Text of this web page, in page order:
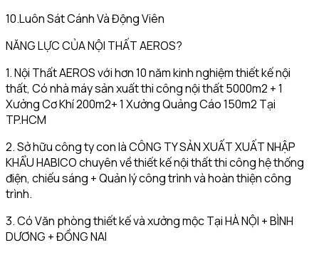
10.Luôn Sát Cánh Và Động Viên
NĂNG LỰC CỦA NỘI THẤT AEROS?
1. Nội Thất AEROS với hơn 10 năm kinh nghiệm thiết kế nội
thất, Có nhà máy sản xuất thi công nội thất 5000m2 + 1
Xưởng Cơ Khí 200m2+ 1 Xưởng Quảng Cáo 150m2 Tại
TP.HCM
2. Sở hữu công ty con là CÔNG TY SẢN XUẤT XUẤT NHẬP
KHẨU HABICO chuyên về thiết kế nội thất thi công hệ thống
điện, chiếu sáng + Quản lý công trình và hoàn thiện công
trình.
3. Có Văn phòng thiết kế và xưởng mộc Tại HÀ NỘI + BÌNH
DƯƠNG + ĐỒNG NAI